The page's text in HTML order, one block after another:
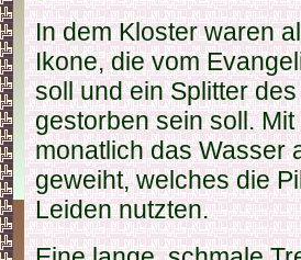
In dem Kloster waren
Ikone, die vom
soll und ein Splitter
gestorben sein soll.
monatlich das Wasser
geweiht, welches die
Leiden nutzten.